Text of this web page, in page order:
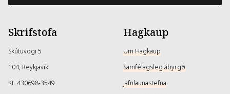
Skrifstofa
Skútuvogi 5
104, Reykjavík
Kt. 430698-3549
Hagkaup
Um Hagkaup
Samfélagsleg ábyrgð
Jafnlaunastefna